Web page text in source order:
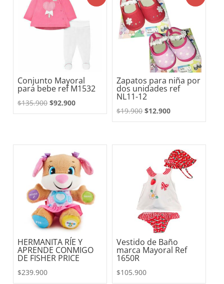
Conjunto Mayoral
para bebe ref M1532
$135.900 El
precio
$135.900.
$92.900El
precio
$92.900.
Zapatos para niña por
dos unidades ref
NL11-12
$19.900 El
precio
$19.900.
$12.900El
precio
es:
$12.900.
HERMANITA RÍE Y
APRENDE CONMIGO
DE FISHER PRICE
$239.900
Vestido de Baño
marca Mayoral Ref
1650R
$105.900